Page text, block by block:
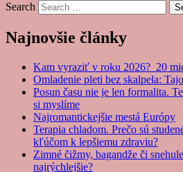
Search
Najnovšie články
Kam vyraziť v roku 2026? 20
Omladenie pleti bez skalpela:
Posun času nie je len formalita.
si myslíme
Najromantickejšie mestá Európy
Terapia chladom. Prečo sú
kľúčom k lepšiemu zdraviu?
Zimné čižmy, bagandže či
najrýchlejšie?